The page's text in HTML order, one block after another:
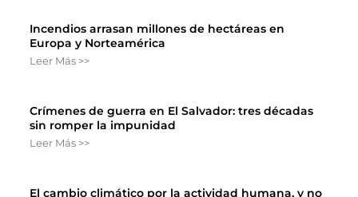
Incendios arrasan millones de hectáreas en
Europa y Norteamérica
Leer Más >>
Crímenes de guerra en El Salvador: tres décadas
sin romper la impunidad
Leer Más >>
El cambio climático por la actividad humana, y no